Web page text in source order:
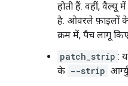
होती हैं. वहीं, वैल्यू
है. ओवरले फ़ाइलों
क्रम में, पैच लागू
patch_strip :
के --strip